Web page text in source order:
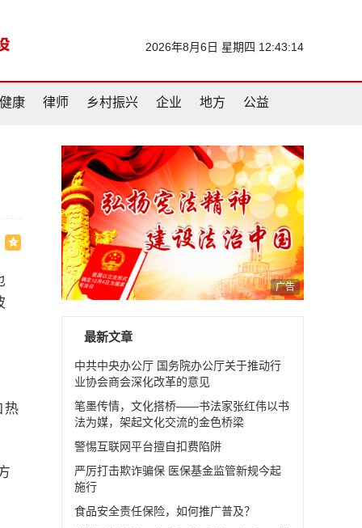
2026年8月6日 星期四 12:43:15
健康 律师 乡村振兴 企业 地方 公益
热
广告
最新文章
中共中央办公厅 国务院办公厅关于推动行
业协会商会深化改革的意见
笔墨传情，文化搭桥——书法家张红伟以书
法为媒，架起文化交流的金色桥梁
警惕互联网平台擅自扣费陷阱
严厉打击欺诈骗保 医保基金监管新规今起
施行
食品安全责任保险，如何推广普及？